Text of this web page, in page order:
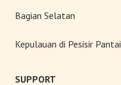
Bagian Selatan
Kepulauan di Pesisir Pantai
SUPPORT